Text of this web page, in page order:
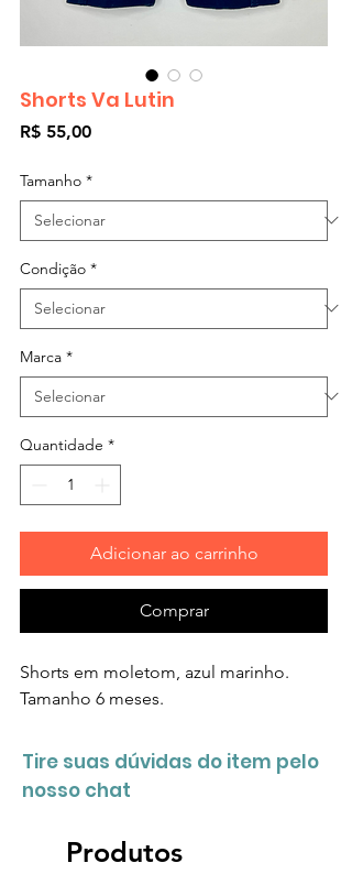
Shorts Va Lutin
R$ 55,00Preço
Tamanho *
Condição *
Marca *
Quantidade *
Adicionar ao carrinho
Comprar
Shorts em moletom, azul marinho.
Tamanho 6 meses.
Tire suas dúvidas do item pelo
nosso chat
Produtos